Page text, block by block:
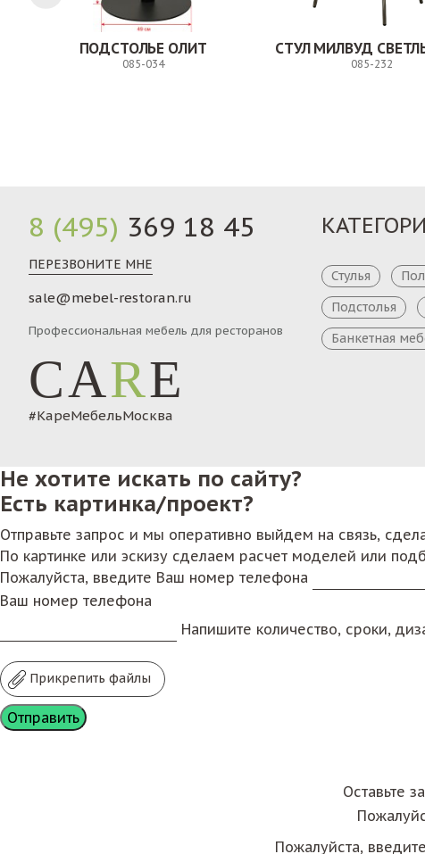
ПОДСТОЛЬЕ ОЛИТ
085-034 085-232
8 (495) 369 18 45
ПЕРЕЗВОНИТЕ МНЕ
sale@mebel-restoran.ru
Профессиональная мебель для ресторанов
CARE
#КареМебельМосква
Стулья
Подстолья
Банкетная
Не хотите искать по сайту?
Есть картинка/проект?
Отправьте запрос и мы оперативно выйдем на связь,
По картинке или эскизу сделаем расчет моделей или
Пожалуйста, введите Ваш номер телефона
Ваш номер телефона
Напишите количество, сроки,
Прикрепить файлы
Оставьте
Пожалуйста,